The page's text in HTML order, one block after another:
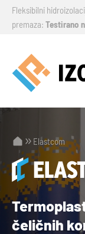
Fleksibilni
premaza: Testirano
Elastcom
čeličnih